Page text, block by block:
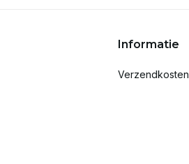
Informatie
Verzendkosten